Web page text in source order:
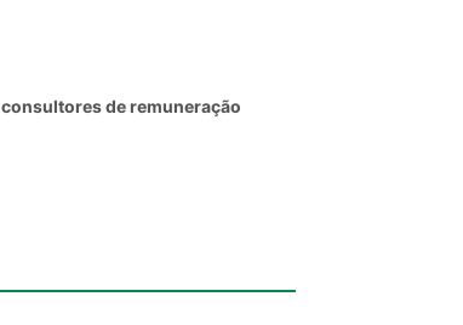
consultores de remuneração